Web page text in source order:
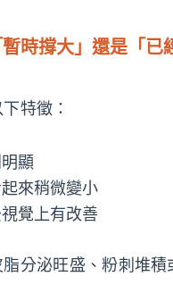
時撐大」還是「已
特徵：
顯
來稍微變小
覺上有改善
分泌旺盛、粉刺堆